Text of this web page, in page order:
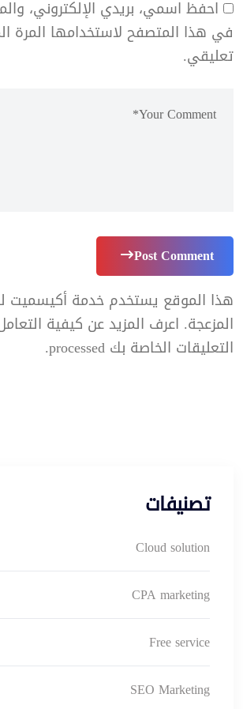
احفظ اسمي، بريدي الإلكتروني،
في هذا المتصفح لاستخدامها المرة
تعليقي.
Post Comment
هذا الموقع يستخدم خدمة أكيسميت
المزعجة. اعرف المزيد عن كيفية
التعليقات الخاصة بك processed
.
تصنيفات
Cloud solution
CPA marketing
Free service
SEO Marketing